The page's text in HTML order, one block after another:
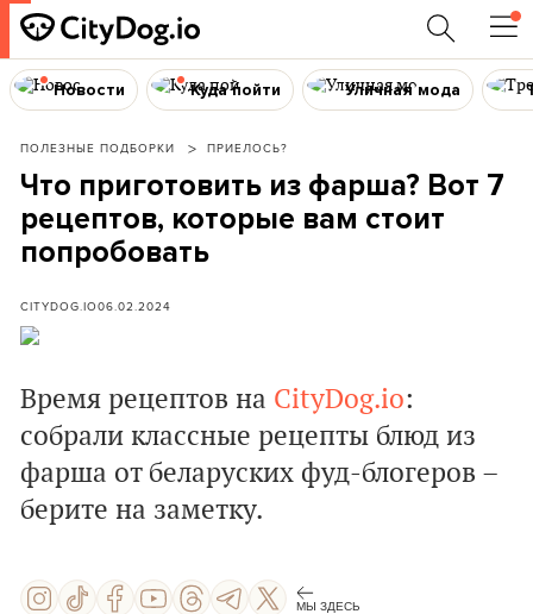
Новости Куда пойти Уличная мода
ПОЛЕЗНЫЕ ПОДБОРКИ ПРИЕЛОСЬ?
Что приготовить из фарша? Вот 7
рецептов, которые вам стоит
попробовать
CITYDOG.IO06.02.2024
Время рецептов на CityDog.io:
собрали классные рецепты блюд из
фарша от беларуских фуд-блогеров –
берите на заметку.
МЫ ЗДЕСЬ